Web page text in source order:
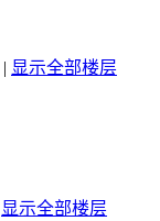
| 显示全部楼层
显示全部楼层